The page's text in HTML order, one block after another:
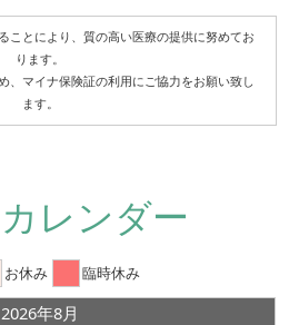
ことにより、質の高い医療の提供に努めてお
ります。
、マイナ保険証の利用にご協力をお願い致し
ます。
レンダー
お休み 臨時休み
2026年8月